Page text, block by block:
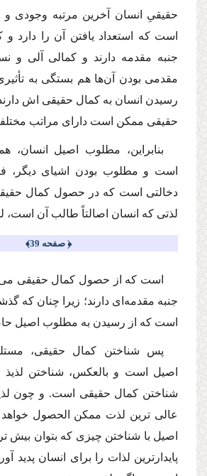
حقیقىِ انسان آخرین مرتبه وجودى و
است كه استعداد یافتن آن را دارد و
جنبه مقدمه دارند و كمالى آلى و
مقدمى بودن آن‌ها هم بستگى به
رسیدن انسان به كمال حقیقى اش
حقیقى ممكن است داراى مراتب
بنابراین، مطلوب اصیل انسان،
است و مطلوب بودن اشیاى
دخالتى است كه در حصول كمال
لذتى كه انسان اصالتاً طالب آن است،
﴿ صفحه 39﴾
است كه از حصول كمال حقیقى
جنبه مقدمه‌اى دارند؛ زیرا چنان كه
است كه از رسیدن به مطلوب اصیل
پس شناختن كمال حقیقى،
اصیل است و بالعكس، شناختن لذیذ
شناختن كمال حقیقى است. و چون لذیذ
عالى ترین لذت ممكن الحصول خواهد
اصیل با شناختن چیزى كه بتوان بیش
پایدارترین لذات را براى انسان پدید